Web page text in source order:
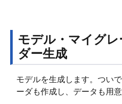
モデル・マイグ
ダー生成
モデルを生成します。つい
ーダも作成し、データも用意